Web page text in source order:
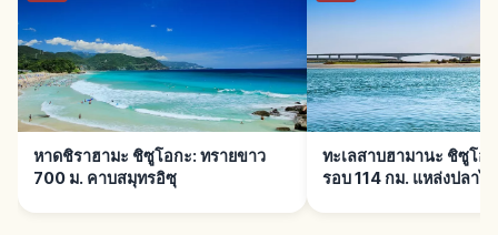
หาดชิราฮามะ ชิซูโอกะ: ทรายขาว
700 ม. คาบสมุทรอิซุ
ทะเลสาบฮามานะ ชิซูโอ
รอบ 114 กม. แหล่งปลาไ